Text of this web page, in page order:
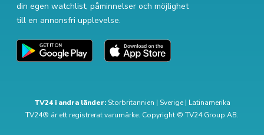
din egen watchlist, påminnelser och möjlighet
till en annonsfri upplevelse.
TV24 i andra länder: Storbritannien | Sverige| Latinamerika
TV24® är ett registrerat varumärke. Copyright © TV24 Group AB.